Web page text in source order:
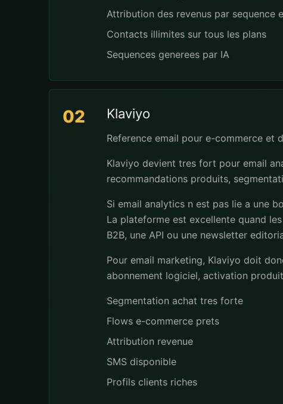
Attribution des revenus par sequence
Contacts illimites sur tous les plans
Sequences generees par IA
02 Klaviyo
Reference email pour e-commerce et
Klaviyo devient tres fort pour email
recommandations produits,
Si email analytics n est pas lie a une
La plateforme est excellente quand
B2B, une API ou une newsletter
Pour email marketing, Klaviyo doit
abonnement logiciel, activation
Segmentation achat tres forte
Flows e-commerce prets
Attribution revenue
SMS disponible
Profils clients riches